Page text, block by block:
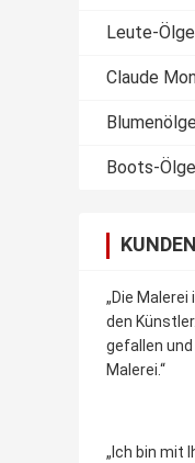
Leute-
Claude
Boots-
„Die
den
gefallen
Malerei.“
„Ich bin mit